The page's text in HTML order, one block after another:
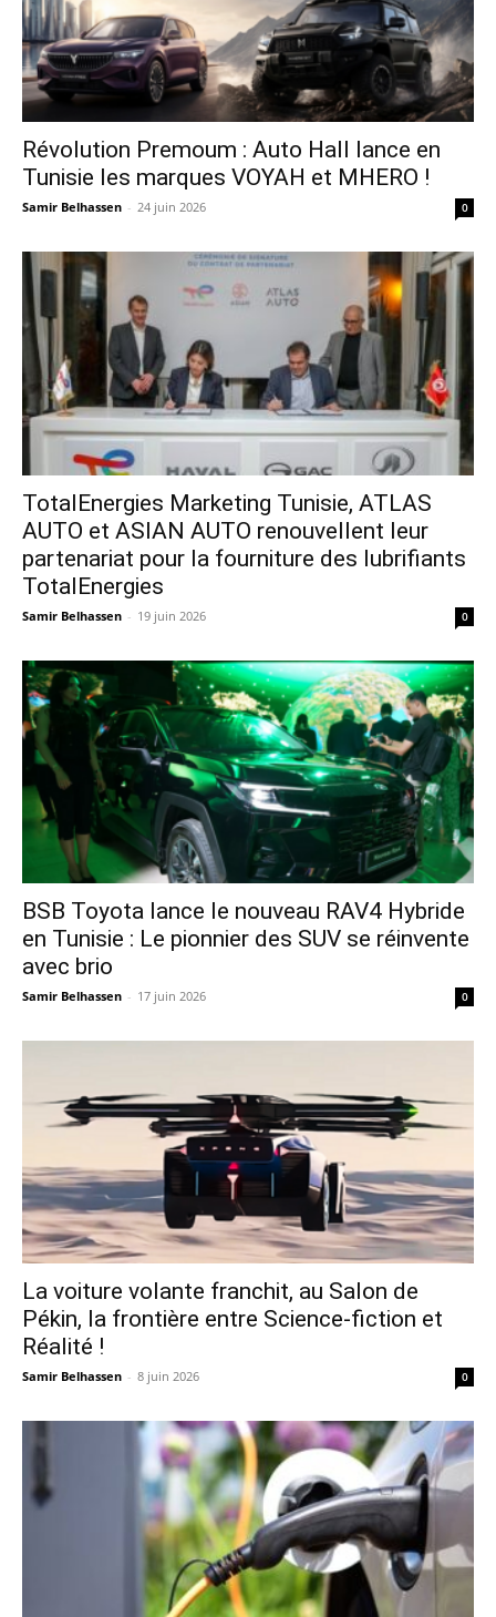
Révolution Premoum : Auto Hall lance en
Tunisie les marques VOYAH et MHERO !
Samir Belhassen - 24 juin 2026 0
TotalEnergies Marketing Tunisie, ATLAS
AUTO et ASIAN AUTO renouvellent leur
partenariat pour la fourniture des lubrifiants
TotalEnergies
Samir Belhassen - 19 juin 2026 0
​BSB Toyota lance le nouveau RAV4 Hybride
en Tunisie : Le pionnier des SUV se réinvente
avec brio
Samir Belhassen - 17 juin 2026 0
La voiture volante franchit, au Salon de
Pékin, la frontière entre Science-fiction et
Réalité !
Samir Belhassen - 8 juin 2026 0